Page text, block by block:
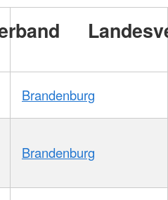
Brandenburg
Brandenburg